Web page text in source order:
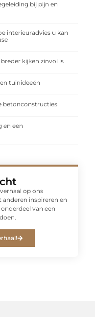
bij pijn en
interieuradvies u kan
kijken zinvol is
tuinideeën
betonconstructies
en een
op ons
inspireren en
van een